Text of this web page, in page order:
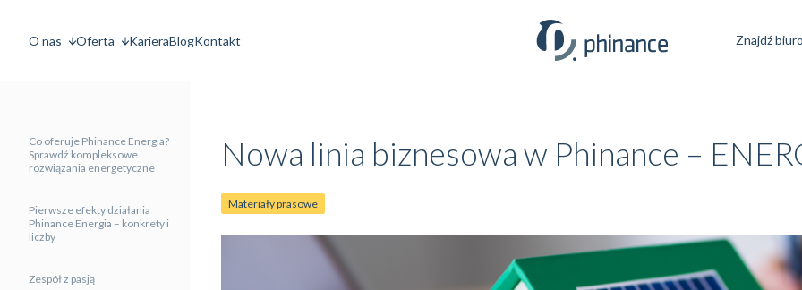
O nas Oferta KarieraBlogKontakt Znajdź
Co oferuje Phinance Energia?
Sprawdź kompleksowe
rozwiązania energetyczne
Pierwsze efekty działania
Phinance Energia – konkrety i
liczby
Zespół z pasją
Nowa linia biznesowa w Phinance –
Materiały prasowe